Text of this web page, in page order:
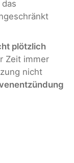
plötzlich
Zeit immer
nicht